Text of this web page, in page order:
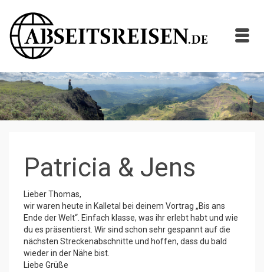
Patricia & Jens
Lieber Thomas,
wir waren heute in Kalletal bei deinem Vortrag „Bis ans
Ende der Welt“. Einfach klasse, was ihr erlebt habt und wie
du es präsentierst. Wir sind schon sehr gespannt auf die
nächsten Streckenabschnitte und hoffen, dass du bald
wieder in der Nähe bist.
Liebe Grüße